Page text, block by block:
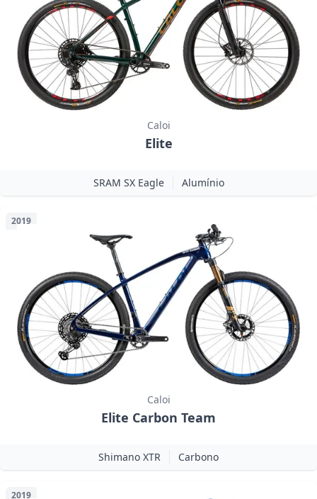
Caloi
Elite
SRAM SX Eagle Alumínio
2019
Caloi
Elite Carbon Team
Shimano XTR Carbono
2019